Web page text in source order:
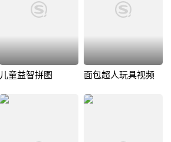
儿童益智拼图 面包超人玩具视频